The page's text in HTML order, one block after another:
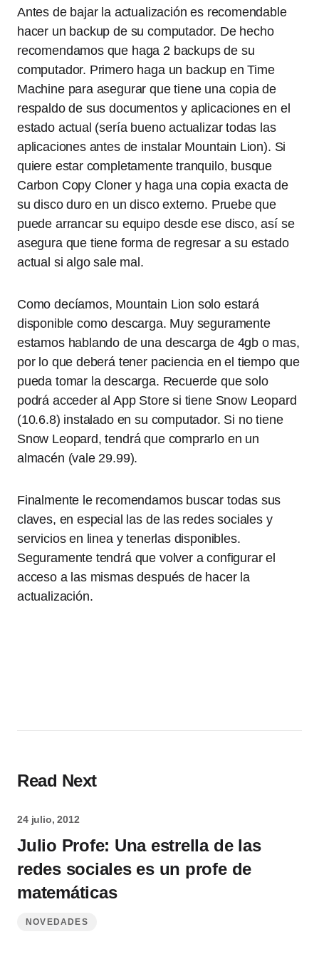
Antes de bajar la actualización es recomendable
hacer un backup de su computador. De hecho
recomendamos que haga 2 backups de su
computador. Primero haga un backup en Time
Machine para asegurar que tiene una copia de
respaldo de sus documentos y aplicaciones en el
estado actual (sería bueno actualizar todas las
aplicaciones antes de instalar Mountain Lion). Si
quiere estar completamente tranquilo, busque
Carbon Copy Cloner y haga una copia exacta de
su disco duro en un disco externo. Pruebe que
puede arrancar su equipo desde ese disco, así se
asegura que tiene forma de regresar a su estado
actual si algo sale mal.
Como decíamos, Mountain Lion solo estará
disponible como descarga. Muy seguramente
estamos hablando de una descarga de 4gb o mas,
por lo que deberá tener paciencia en el tiempo que
pueda tomar la descarga. Recuerde que solo
podrá acceder al App Store si tiene Snow Leopard
(10.6.8) instalado en su computador. Si no tiene
Snow Leopard, tendrá que comprarlo en un
almacén (vale 29.99).
Finalmente le recomendamos buscar todas sus
claves, en especial las de las redes sociales y
servicios en linea y tenerlas disponibles.
Seguramente tendrá que volver a configurar el
acceso a las mismas después de hacer la
actualización.
Read Next
24 julio, 2012
Julio Profe: Una estrella de las
redes sociales es un profe de
matemáticas
NOVEDADES